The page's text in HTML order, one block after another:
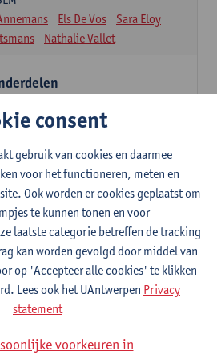
Els De Vos
Sara Eloy
Nathalie Vallet
studiepunten één of meerdere
van de UAntwerpen.
een goedkeuring aan te vragen via het
van een UA-
Antwerpen - Faculteiten -
– Studeren en onderwijs >
volgens de vermelde deadline op
van de faculteit
worden.
Ann Coen
Glen D'haenens
consent
gebruik van cookies en daarmee
voor het functioneren, meten en
Ook worden er cookies geplaatst om
te kunnen tonen en voor
laatste categorie betreffen de tracking
kan worden gevolgd door middel van
op 'Accepteer alle cookies' te klikken
Lees ook het UAntwerpen Privacy
statement
voorkeuren in